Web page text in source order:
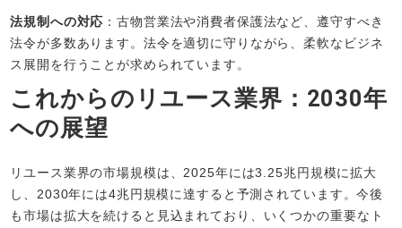
法規制への対応 ：古物営業法や消費者保護法など、遵守すべき
法令が多数あります。法令を適切に守りながら、柔軟なビジネ
ス展開を行うことが求められています。
これからのリユース業界：2030年
への展望
リユース業界の市場規模は、2025年には3.25兆円規模に拡大
し、2030年には4兆円規模に達すると予測されています。今後
も市場は拡大を続けると見込まれており、いくつかの重要なト